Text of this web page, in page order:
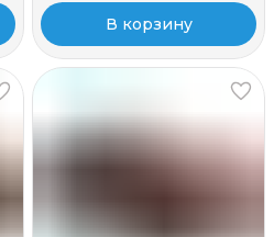
В корзину